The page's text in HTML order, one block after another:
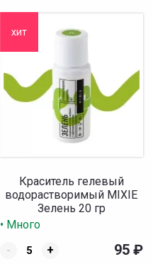
хит
Краситель гелевый
водорастворимый MIXIE
Зелень 20 гр
• Много
-
+ 95 ₽